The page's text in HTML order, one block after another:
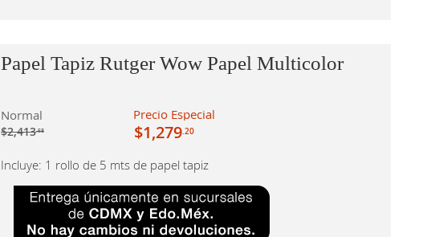
Papel Tapiz Rutger Wow Papel Multicolor
Normal
$2,413.58
Precio Especial
$1,279 .20
Incluye: 1 rollo de 5 mts de papel tapiz